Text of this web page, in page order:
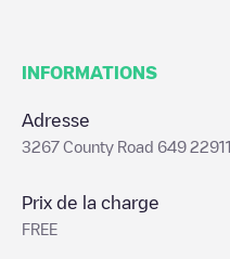
INFORMATIONS
Adresse
3267 County Road 649 22911
Prix de la charge
FREE